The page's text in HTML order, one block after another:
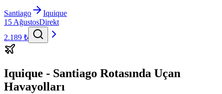
Santiago
Iquique
15 AğustosDirekt
2.189 ₺
Iquique - Santiago Rotasında Uçan
Havayolları